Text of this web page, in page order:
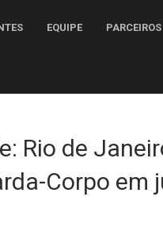
EQUIPE PARCEIROS
Rio de
Corpo em